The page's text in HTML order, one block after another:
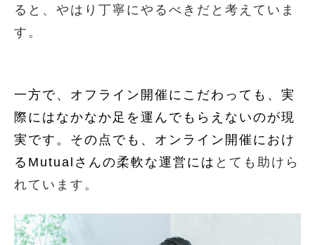
ると、やはり丁寧にやるべきだと考えていま
す。
一方で、オフライン開催にこだわっても、実
際にはなかなか足を運んでもらえないのが現
実です。その点でも、オンライン開催におけ
るMutualさんの柔軟な運営には とても助けら
れています。